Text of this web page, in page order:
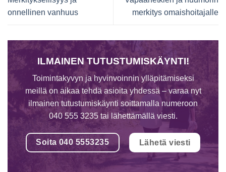
onnellinen vanhuus
merkitys omaishoitajalle
ILMAINEN TUTUSTUMISKÄYNTI!
Toimintakyvyn ja hyvinvoinnin ylläpitämiseksi
meillä on aikaa tehdä asioita yhdessä – varaa nyt
ilmainen tutustumiskäynti soittamalla numeroon
040 555 3235 tai lähettämällä viesti.
Soita 040 5553235 Lähetä viesti